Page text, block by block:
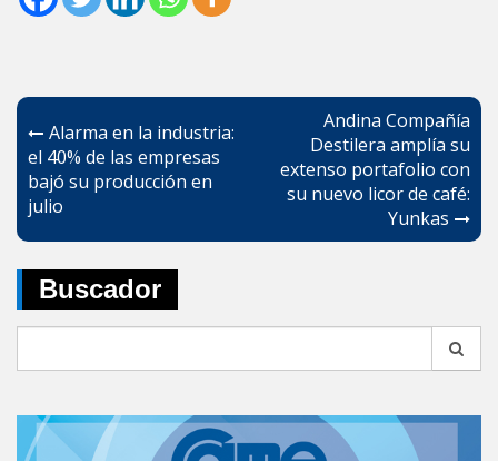
Navegación
de
entradas
Alarma en la industria:
el 40% de las empresas
bajó su producción en
julio
Andina Compañía
Destilera amplía su
extenso portafolio con
su nuevo licor de café:
Yunkas
Buscador